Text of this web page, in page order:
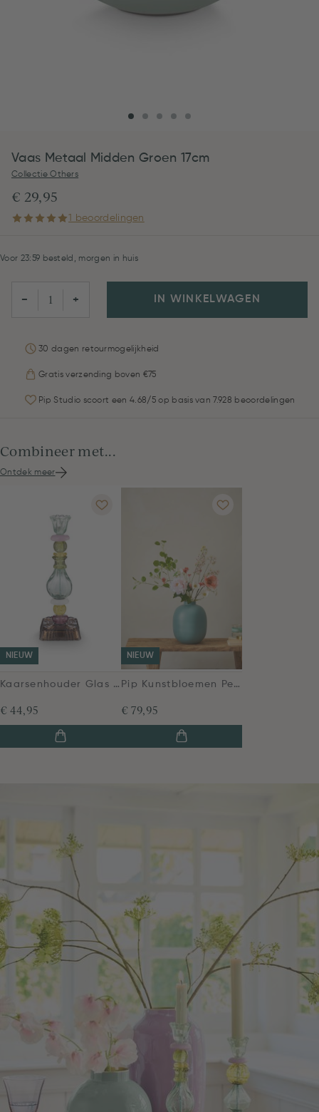
Vaas Metaal Midden Groen 17cm
Collectie Others
€ 29,95
1 beoordelingen
Voor 23:59 besteld, morgen in huis
− + IN WINKELWAGEN
30 dagen retourmogelijkheid
Gratis verzending boven €75
Pip Studio scoort een 4.68/5 op basis van 7.928 beoordelingen
Combineer met...
Ontdek meer
NIEUW
Kaarsenhouder Glas Bead Groen 28cm
€ 44,95
NIEUW
Pip Kunstbloemen Peach Blossom
€ 79,95